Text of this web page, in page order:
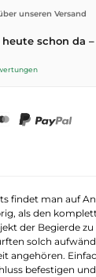
unserem Lager in
Bestellungen bis
Tag versendet –
der
unseren Versand
schon da
findet man auf
als den
der Begierde
solch
angehören.
befestigen